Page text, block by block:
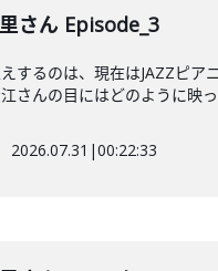
さん Episode_3
するのは、現在はJAZZピア
さんの目にはどのように映
2026.07.31 |00:22:33